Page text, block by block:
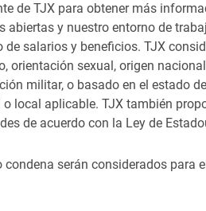
de TJX para obtener más
abiertas y nuestro entorno de
salarios y beneficios. TJX
orientación sexual, origen
militar, o basado en el estado
local aplicable. TJX también
de acuerdo con la Ley de
serán considerados para